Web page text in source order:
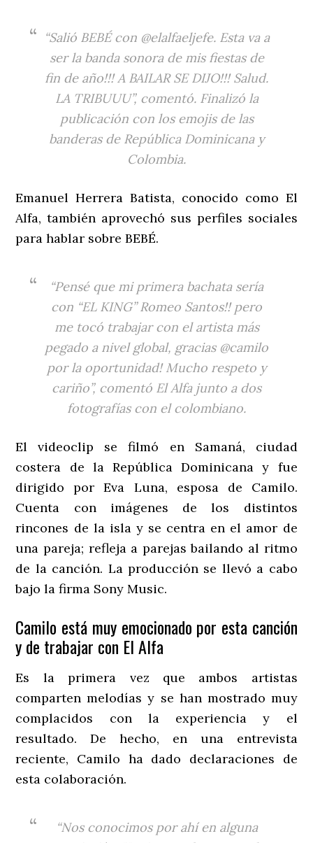
“Salió BEBÉ con @elalfaeljefe. Esta va a
ser la banda sonora de mis fiestas de
fin de año!!! A BAILAR SE DIJO!!! Salud.
LA TRIBUUU”, comentó. Finalizó la
publicación con los emojis de las
banderas de República Dominicana y
Colombia.
Emanuel Herrera Batista, conocido como El
Alfa, también aprovechó sus perfiles sociales
para hablar sobre BEBÉ.
“Pensé que mi primera bachata sería
con “EL KING” Romeo Santos!! pero
me tocó trabajar con el artista más
pegado a nivel global, gracias @camilo
por la oportunidad! Mucho respeto y
cariño”, comentó El Alfa junto a dos
fotografías con el colombiano.
El videoclip se filmó en Samaná, ciudad
costera de la República Dominicana y fue
dirigido por Eva Luna, esposa de Camilo.
Cuenta con imágenes de los distintos
rincones de la isla y se centra en el amor de
una pareja; refleja a parejas bailando al ritmo
de la canción. La producción se llevó a cabo
bajo la firma Sony Music.
Camilo está muy emocionado por esta canción
y de trabajar con El Alfa
Es la primera vez que ambos artistas
comparten melodías y se han mostrado muy
complacidos con la experiencia y el
resultado. De hecho, en una entrevista
reciente, Camilo ha dado declaraciones de
esta colaboración.
“Nos conocimos por ahí en alguna